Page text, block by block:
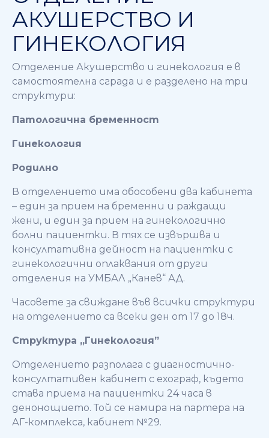
АКУШЕРСТВО И
ГИНЕКОЛОГИЯ
Отделение Акушерство и гинекология е в
самостоятелна сграда и е разделено на три
структури:
Патологична бременност
Гинекология
Родилно
В отделението има обособени два кабинета
– един за прием на бременни и раждащи
жени, и един за прием на гинекологично
болни пациентки. В тях се извършва и
консултативна дейност на пациентки с
гинекологични оплаквания от други
отделения на УМБАЛ „Канев“ АД.
Часовете за свиждане във всички структури
на отделението са всеки ден от 17 до 18ч.
Структура „Гинекология”
Отделението разполага с диагностично-
консултативен кабинет с ехограф, където
става приема на пациентки 24 часа в
денонощието. Той се намира на партера на
АГ-комплекса, кабинет №29.